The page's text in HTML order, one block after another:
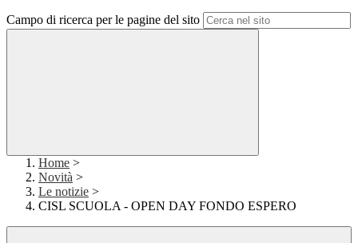
Campo di ricerca per le pagine del sito
Home >
Novità >
Le notizie >
CISL SCUOLA - OPEN DAY FONDO ESPERO